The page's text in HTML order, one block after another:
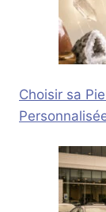
Choisir sa